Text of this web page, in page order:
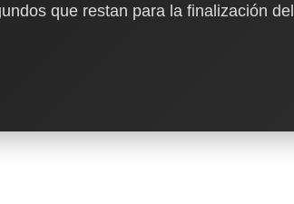
que restan para la finalización del